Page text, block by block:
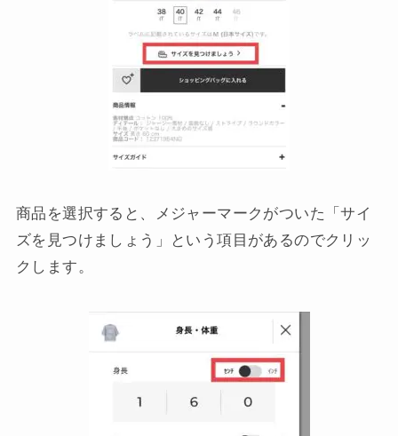
商品を選択すると、メジャーマークがついた「サイ
ズを見つけましょう」という項目があるのでクリッ
クします。